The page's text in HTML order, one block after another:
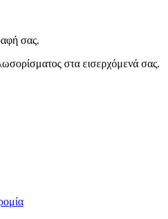
σας.
στα εισερχόμενά σας.